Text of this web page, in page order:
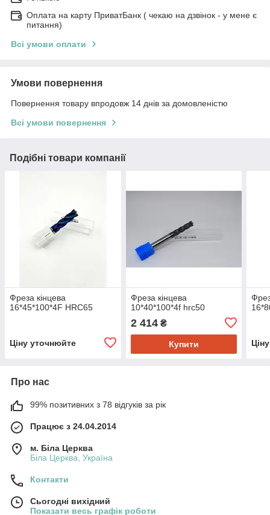
Оплата на карту ПриватБанк ( чекаю на дзвінок - у мене є
питання)
Всі умови оплати
Умови повернення
Повернення товару впродовж 14 днів за домовленістю
Всі умови повернення
Подібні товари компанії
Фреза кінцева
16*45*100*4F HRC65
Ціну уточнюйте
Фреза кінцева
10*40*100*4f hrc50
2 414₴
Купити
Про нас
99% позитивних з 78 відгуків за рік
Працює з 24.04.2014
м. Біла Церква
Біла Церква, Україна
Контакти
Сьогодні вихідний
Показати весь графік роботи